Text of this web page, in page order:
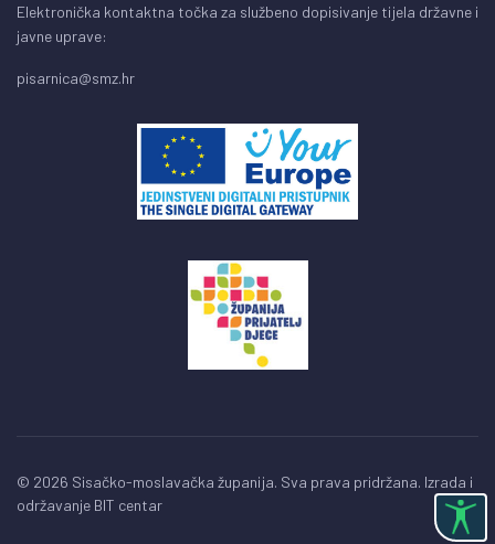
Elektronička kontaktna točka za službeno dopisivanje tijela državne i
javne uprave:
pisarnica@smz.hr
© 2026 Sisačko-moslavačka županija. Sva prava pridržana. Izrada i
održavanje BIT centar